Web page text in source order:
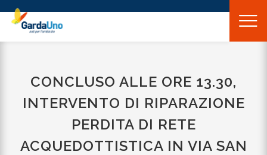
Gardauno
Spa
CONCLUSO ALLE ORE 13.30,
INTERVENTO DI RIPARAZIONE
PERDITA DI RETE
ACQUEDOTTISTICA IN VIA SAN